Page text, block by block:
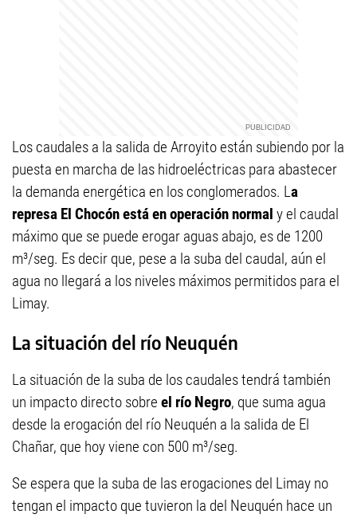
Los caudales a la salida de Arroyito están subiendo por la
puesta en marcha de las hidroeléctricas para abastecer
la demanda energética en los conglomerados. La
represa El Chocón está en operación normal y el caudal
máximo que se puede erogar aguas abajo, es de 1200
m³/seg. Es decir que, pese a la suba del caudal, aún el
agua no llegará a los niveles máximos permitidos para el
Limay.
La situación del río Neuquén
La situación de la suba de los caudales tendrá también
un impacto directo sobre el río Negro, que suma agua
desde la erogación del río Neuquén a la salida de El
Chañar, que hoy viene con 500 m³/seg.
Se espera que la suba de las erogaciones del Limay no
tengan el impacto que tuvieron la del Neuquén hace un